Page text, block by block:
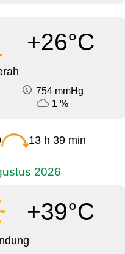
+26°C
754 mmHg
1 %
13 h 39 min
2026
+39°C